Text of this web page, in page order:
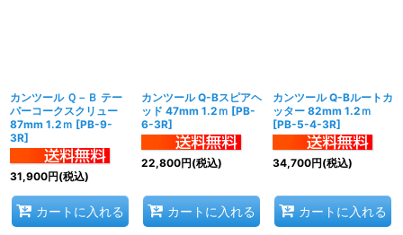
カンツール Ｑ－Ｂ テー
パーコークスクリュー
87mm 1.2ｍ [PB-9-
3R]
31,900円(税込)
カートに入れる
カンツール Q-Bスピアヘ
ッド 47mm 1.2ｍ [PB-
6-3R]
22,800円(税込)
カートに入れる
カンツール Q-Bルートカ
ッター 82mm 1.2ｍ
[PB-5-4-3R]
34,700円(税込)
カートに入れる